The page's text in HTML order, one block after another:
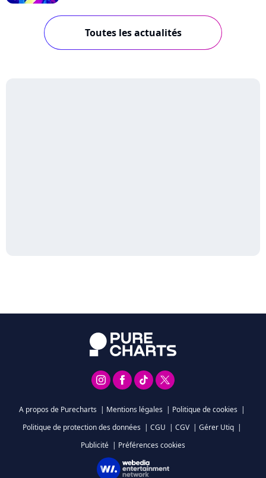
Toutes les actualités
A propos de Purecharts | Mentions légales | Politique de cookies |
Politique de protection des données | CGU | CGV | Gérer Utiq |
Publicité | Préférences cookies